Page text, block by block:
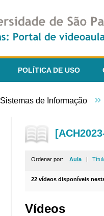
POLÍTICA DE USO
Sistemas de Informação »
Ordenar por: Aula |
22 vídeos disponíveis
Vídeos